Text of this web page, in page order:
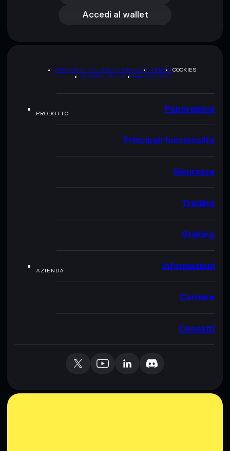
Accedi al wallet
INFORMATIVA SULLA PRIVACYTERMSCOOKIES
MAPPA DEL SITOBRAND KIT
PRODOTTO Panoramica
Principali funzionalità
Sicurezza
Trading
Staking
AZIENDA Informazioni
Carriere
Contatti